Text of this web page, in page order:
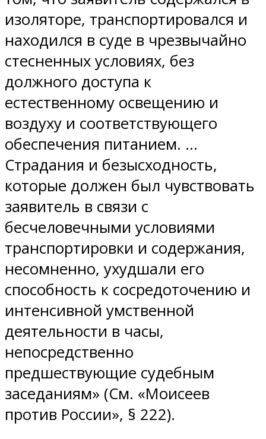
изоляторе, транспортировался и
находился в суде в чрезвычайно
стесненных условиях, без
должного доступа к
естественному освещению и
воздуху и соответствующего
обеспечения питанием. …
Страдания и безысходность,
которые должен был чувствовать
заявитель в связи с
бесчеловечными условиями
транспортировки и содержания,
несомненно, ухудшали его
способность к сосредоточению и
интенсивной умственной
деятельности в часы,
непосредственно
предшествующие судебным
заседаниям» (См. «Моисеев
против России», § 222).